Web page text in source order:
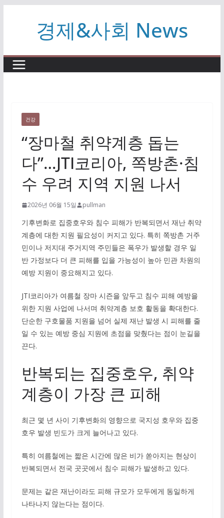
로
경제&사회 News
건강
“장마철 취약계층 돕는
다”…JTI코리아, 쪽방촌·침
수 우려 지역 지원 나서
2026년 06월 15일 pullman
기후변화로 집중호우와 침수 피해가 반복되면서 재난 취약
계층에 대한 지원 필요성이 커지고 있다. 특히 쪽방촌 거주
민이나 저지대 주거지역 주민들은 폭우가 발생할 경우 일
반 가정보다 더 큰 피해를 입을 가능성이 높아 민관 차원의
예방 지원이 중요해지고 있다.
JTI코리아가 여름철 장마 시즌을 앞두고 침수 피해 예방을
위한 지원 사업에 나서며 취약계층 보호 활동을 확대한다.
단순한 구호물품 지원을 넘어 실제 재난 발생 시 피해를 줄
일 수 있는 예방 중심 지원에 초점을 맞췄다는 점이 눈길을
끈다.
반복되는 집중호우, 취약
계층이 가장 큰 피해
최근 몇 년 사이 기후변화의 영향으로 국지성 호우와 집중
호우 발생 빈도가 크게 늘어나고 있다.
특히 여름철에는 짧은 시간에 많은 비가 쏟아지는 현상이
반복되면서 전국 곳곳에서 침수 피해가 발생하고 있다.
문제는 같은 재난이라도 피해 규모가 모두에게 동일하게
나타나지 않는다는 점이다.